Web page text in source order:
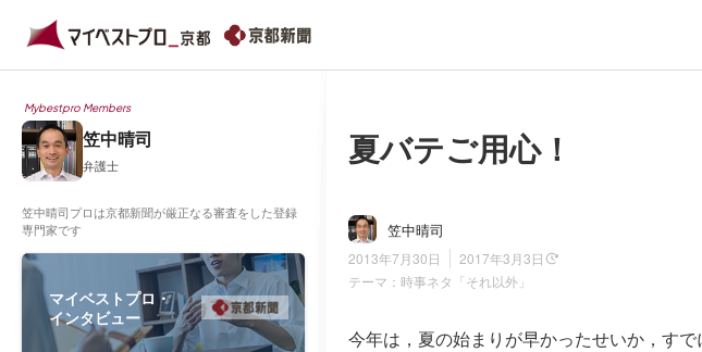
Mybestpro Members
笠中晴司
弁護士
笠中晴司プロは京都新聞が厳正なる審査をした登録
専門家です
マイベストプロ・
インタビュー
夏バテご用心！
笠中晴司
2013年7月30日
2017年3月3日
テーマ： 時事ネタ「それ以外」
今年は，夏の始まりが早かったせいか，す